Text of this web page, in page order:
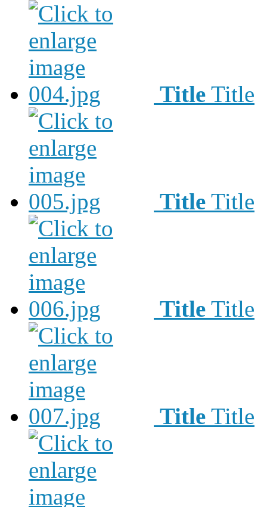
Title Title
Title Title
Title Title
Title Title